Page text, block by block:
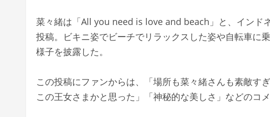
菜々緒は 「All you need is love and beach」 と、インド
投稿。ビキニ姿でビーチでリラックスした姿や自転車に
様子を披露した。
この投稿にファンからは、
「場所も菜々緒さんも素敵す
この王女さまかと思った」「神秘的な美しさ」 などのコ